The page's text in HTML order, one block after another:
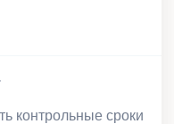
контрольные сроки